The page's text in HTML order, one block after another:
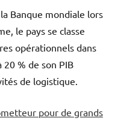
Banque mondiale lors
le pays se classe
opérationnels dans
20 % de son PIB
de logistique.
pour de grands